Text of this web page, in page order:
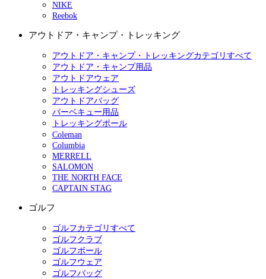
NIKE
Reebok
アウトドア・キャンプ・トレッキング
アウトドア・キャンプ・トレッキングカテゴリすべて
アウトドア・キャンプ用品
アウトドアウェア
トレッキングシューズ
アウトドアバッグ
バーベキュー用品
トレッキングポール
Coleman
Columbia
MERRELL
SALOMON
THE NORTH FACE
CAPTAIN STAG
ゴルフ
ゴルフカテゴリすべて
ゴルフクラブ
ゴルフボール
ゴルフウェア
ゴルフバッグ